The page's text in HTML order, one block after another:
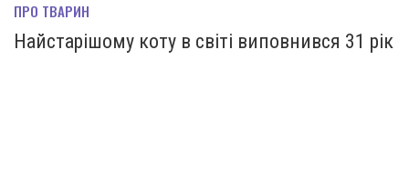
ПРО ТВАРИН
Найстарішому коту в світі виповнився 31 рік